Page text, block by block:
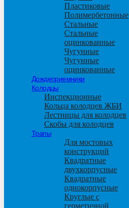
Пластиковые
Полимербетонные
Стальные
Стальные
оцинкованные
Чугунные
Чугунные
оцинкованные
Дождеприемники
Колодцы
Инспекционные
Кольца колодцев ЖБИ
Лестницы для колодцев
Скобы для колодцев
Трапы
Для мостовых
конструкций
Квадратные
двухкорпусные
Квадратные
однокорпусные
Круглые с
герметичной